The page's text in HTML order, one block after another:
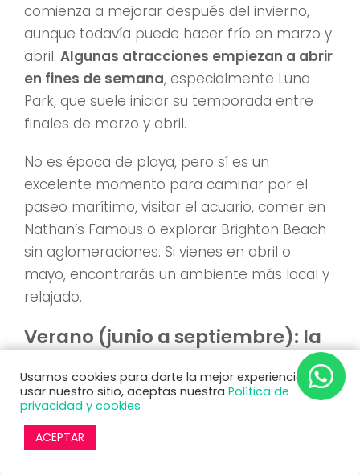
comienza a mejorar después del invierno,
aunque todavía puede hacer frío en marzo y
abril. Algunas atracciones empiezan a abrir
en fines de semana, especialmente Luna
Park, que suele iniciar su temporada entre
finales de marzo y abril.
No es época de playa, pero sí es un
excelente momento para caminar por el
paseo marítimo, visitar el acuario, comer en
Nathan’s Famous o explorar Brighton Beach
sin aglomeraciones. Si vienes en abril o
mayo, encontrarás un ambiente más local y
relajado.
Verano (junio a septiembre): la
completa
El verano es la
Island, cuando todo está abierto y en pleno
Usamos cookies para darte la mejor experiencia. Al
usar nuestro sitio, aceptas nuestra Política de
privacidad y cookies
ACEPTAR